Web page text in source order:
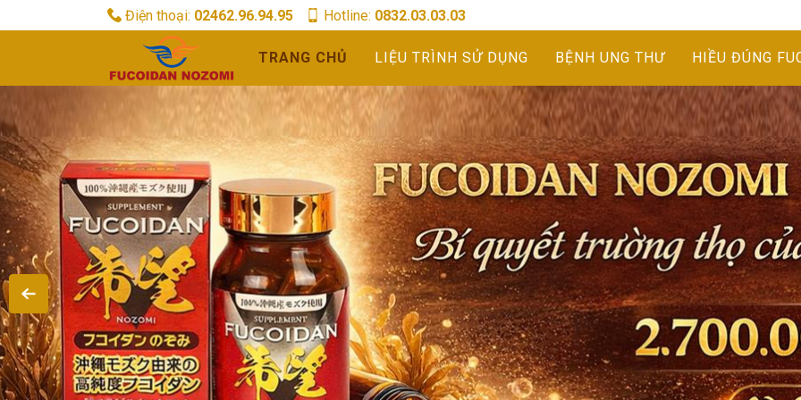
Điện thoại: 02462.96.94.95 Hotline: 0832.03.03.03
TRANG CHỦ LIỆU TRÌNH SỬ DỤNG BỆNH UNG THƯ HIỀU ĐÚNG